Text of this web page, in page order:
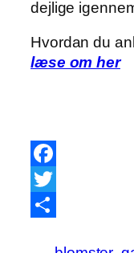
dejlige
Hvordan du
læse om her
Facebook
Twitter